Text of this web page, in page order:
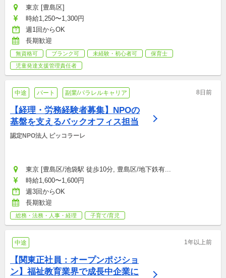
東京 [豊島区]
時給1,250〜1,300円
週1回からOK
長期歓迎
無資格可 ブランク可 未経験・初心者可
保育士
児童発達支援管理責任者
中途 パート 副業/パラレルキャリア 8日前
【経理・労務経験者募集】NPOの
基盤を支えるバックオフィス担当
認定NPO法人 ピッコラーレ
東京 [豊島区/池袋駅 徒歩10分, 豊島区/地下鉄有...
時給1,600〜1,600円
週3回からOK
長期歓迎
総務・法務・人事・経理 子育て/育児
中途 1年以上前
【関東正社員：オープンポジショ
ン】福祉教育業界で成長中企業に